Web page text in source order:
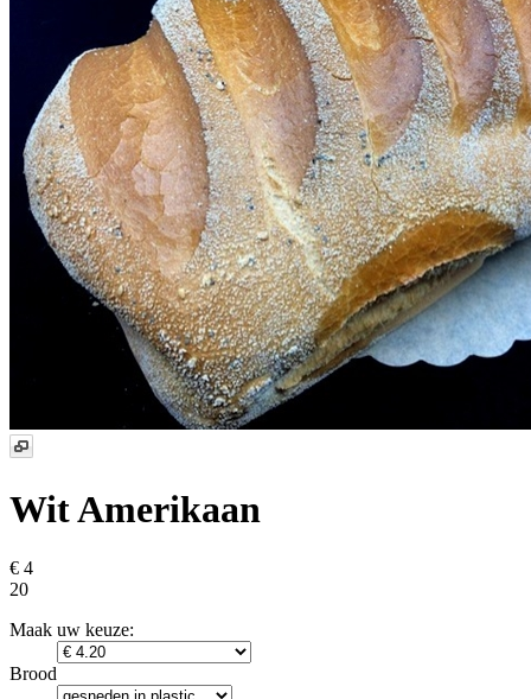
Wit Amerikaan
€ 4
20
Maak uw keuze:
Brood